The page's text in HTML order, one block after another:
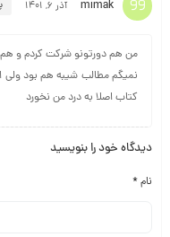
mimak آذر 6, 1401
من هم دورتونو شرکت کردم و هم
نمیگم مطالب شیبه هم بود ولی
کتاب اصلا به درد من نخورد
دیدگاه خود را بنویسید
نام*